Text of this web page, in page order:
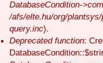
DatabaseCondition-
/afs/elte.hu/org/
query.inc).
Deprecated function: